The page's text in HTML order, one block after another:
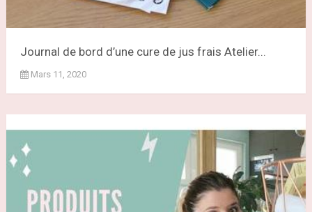
Journal de bord d’une cure de jus frais Atelier...
Mars 11, 2020